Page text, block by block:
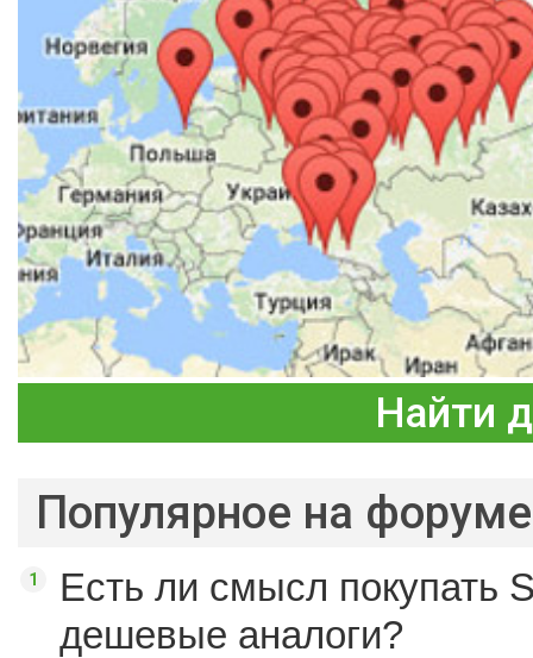
Найти
Популярное на форуме
Есть ли смысл покупать
дешевые аналоги?